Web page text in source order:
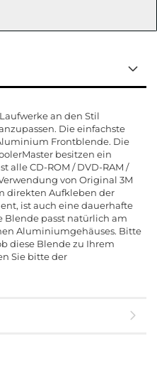
an den Stil
Die einfachste
Frontblende. Die
besitzen ein
alle CD-ROM / DVD-RAM /
von Original 3M
direkten Aufkleben der
ist auch eine dauerhafte
Blende passt natürlich am
Aluminiumgehäuses. Bitte
diese Blende zu Ihrem
Sie bitte der